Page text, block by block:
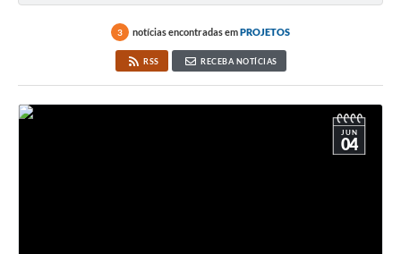
3 notícias encontradas emPROJETOS
RSS RECEBA NOTÍCIAS
JUN
04